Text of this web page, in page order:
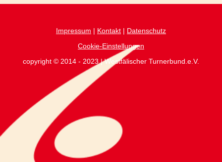
Impressum | Kontakt | Datenschutz
Cookie-Einstellungen
copyright © 2014 - 2023 | Westfälischer Turnerbund.e.V.